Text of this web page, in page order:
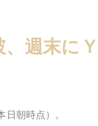
週末に
朝時点）。